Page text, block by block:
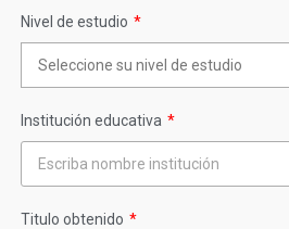
Nivel de estudio
Institución educativa
Titulo obtenido